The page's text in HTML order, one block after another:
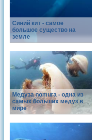
Синий кит - самое
большое существо на
земле
Медуза nomura - одна из
самых больших медуз в
мире